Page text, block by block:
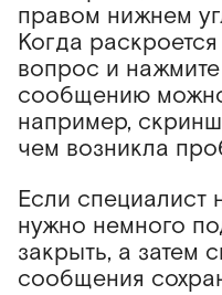
Карточка устройства
Карточка видеокамеры
Настройки камеры и
дополнительные
SD-карта (карта памяти)
правом нижнем
Когда
вопрос и
сообщению
например,
чем возникла
Если специалист
нужно немного
закрыть, а затем
сообщения